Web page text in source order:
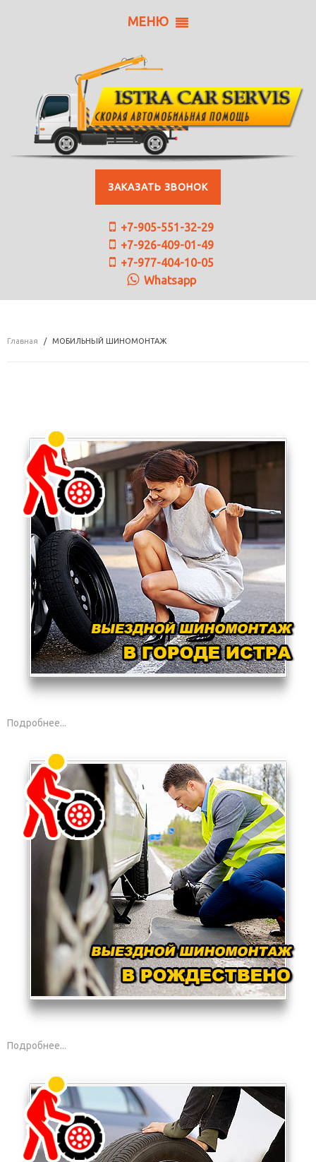
МЕНЮ
ЗАКАЗАТЬ ЗВОНОК
+7-905-551-32-29
+7-926-409-01-49
+7-977-404-10-05
Whatsapp
Главная МОБИЛЬНЫЙ ШИНОМОНТАЖ
Подробнее...
Подробнее...